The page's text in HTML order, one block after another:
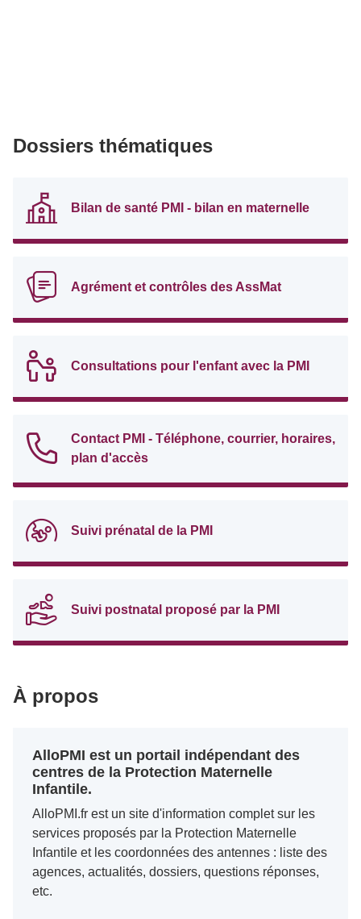
Dossiers thématiques
Bilan de santé PMI - bilan en maternelle
Agrément et contrôles des AssMat
Consultations pour l'enfant avec la PMI
Contact PMI - Téléphone, courrier, horaires,
plan d'accès
Suivi prénatal de la PMI
Suivi postnatal proposé par la PMI
À propos
AlloPMI est un portail indépendant des
centres de la Protection Maternelle
Infantile.
AlloPMI.fr est un site d'information complet sur les
services proposés par la Protection Maternelle
Infantile et les coordonnées des antennes : liste des
agences, actualités, dossiers, questions réponses,
etc.